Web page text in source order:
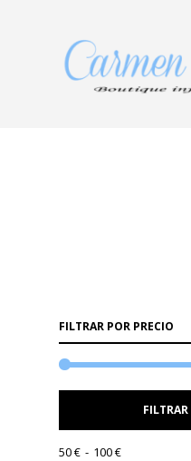
FILTRAR POR PRECIO
FILTRAR
50 € 100 €